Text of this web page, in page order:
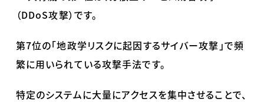
（DDoS攻撃）です。
第7位の「地政学リスクに起因するサイバー攻撃」で頻
繁に用いられている攻撃手法です。
特定のシステムに大量にアクセスを集中させることで、